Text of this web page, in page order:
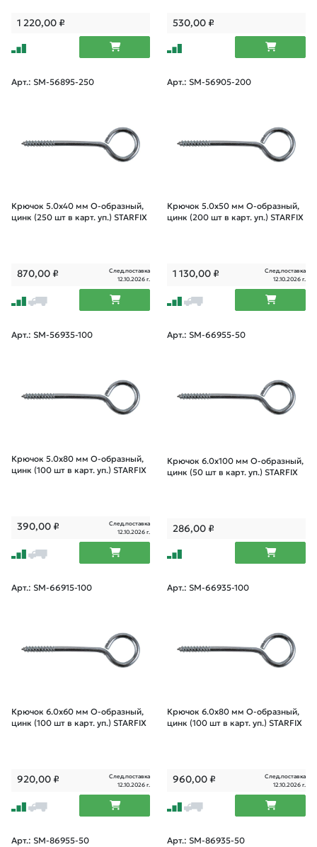
1 220,00₽ 530,00₽
Арт.: SM-56895-250
Крючок 5.0х40 мм О-образный,
цинк (250 шт в карт. уп.) STARFIX
870,00₽
След.поставка
12.10.2026 г.
Арт.: SM-56905-200
Крючок 5.0х50 мм О-образный,
цинк (200 шт в карт. уп.) STARFIX
1 130,00₽
След.поставка
12.10.2026 г.
Арт.: SM-56935-100
Крючок 5.0х80 мм О-образный,
цинк (100 шт в карт. уп.) STARFIX
390,00₽
След.поставка
12.10.2026 г.
Арт.: SM-66955-50
Крючок 6.0х100 мм О-образный,
цинк (50 шт в карт. уп.) STARFIX
286,00₽
Арт.: SM-66915-100
Крючок 6.0х60 мм О-образный,
цинк (100 шт в карт. уп.) STARFIX
920,00₽
След.поставка
12.10.2026 г.
Арт.: SM-66935-100
Крючок 6.0х80 мм О-образный,
цинк (100 шт в карт. уп.) STARFIX
960,00₽
След.поставка
12.10.2026 г.
Арт.: SM-86955-50 Арт.: SM-86935-50